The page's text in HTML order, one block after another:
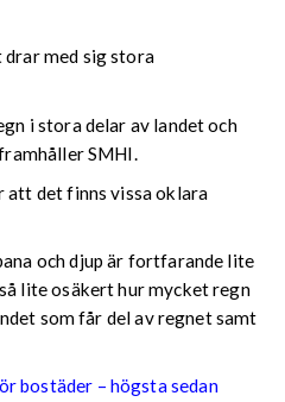
med sig stora
i stora delar av landet och
SMHI.
det finns vissa oklara
och djup är fortfarande lite
lite osäkert hur mycket regn
som får del av regnet samt
bostäder – högsta sedan